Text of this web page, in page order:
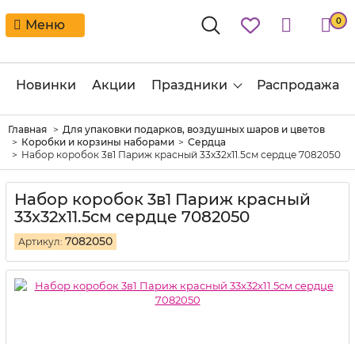
Меню 0
Новинки Акции Праздники Распродажа
Главная
Для упаковки подарков, воздушных шаров и цветов
Коробки и корзины наборами
Сердца
Набор коробок 3в1 Париж красный 33x32x11.5см сердце 7082050
Набор коробок 3в1 Париж красный
33x32x11.5см сердце 7082050
Артикул: 7082050